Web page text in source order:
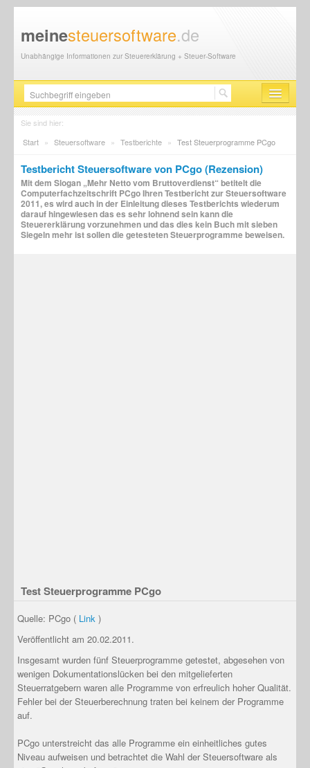
meinesteuersoftware.de
Unabhängige Informationen zur Steuererklärung + Steuer-Software
Steuersoftware
Steuererklärung
Steuer-News
Finanzamt
Steuerberater
Sie sind hier:
Start » Steuersoftware » Testberichte » Test Steuerprogramme PCgo
Testbericht Steuersoftware von PCgo (Rezension)
Mit dem Slogan „Mehr Netto vom Bruttoverdienst“ betitelt die
Computerfachzeitschrift PCgo Ihren Testbericht zur Steuersoftware
2011, es wird auch in der Einleitung dieses Testberichts wiederum
darauf hingewiesen das es sehr lohnend sein kann die
Steuererklärung vorzunehmen und das dies kein Buch mit sieben
Siegeln mehr ist sollen die getesteten Steuerprogramme beweisen.
Test Steuerprogramme PCgo
Quelle: PCgo ( Link )
Veröffentlicht am 20.02.2011.
Insgesamt wurden fünf Steuerprogramme getestet, abgesehen von
wenigen Dokumentationslücken bei den mitgelieferten
Steuerratgebern waren alle Programme von erfreulich hoher Qualität.
Fehler bei der Steuerberechnung traten bei keinem der Programme
auf.
PCgo unterstreicht das alle Programme ein einheitliches gutes
Niveau aufweisen und betrachtet die Wahl der Steuersoftware als